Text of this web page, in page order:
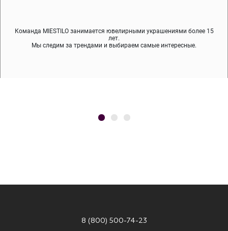
Команда MIESTILO занимается ювелирными украшениями более 15
лет.
Мы следим за трендами и выбираем самые интересные.
Мы используем покрытие (родий, ювелирный сплав), которое не
содержит никеля и свинца — это исключает аллергию.
Во время доставки спокойно примеряйте украшения, выбирайте те,
что вам нравятся, остальные заберёт курьер.
8 (800) 500-74-23